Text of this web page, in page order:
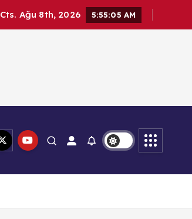
Cts. Ağu 8th, 2026 5:55:06 AM